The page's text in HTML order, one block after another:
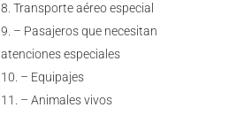
Transporte aéreo especial
– Pasajeros que necesitan
atenciones especiales
– Equipajes
– Animales vivos